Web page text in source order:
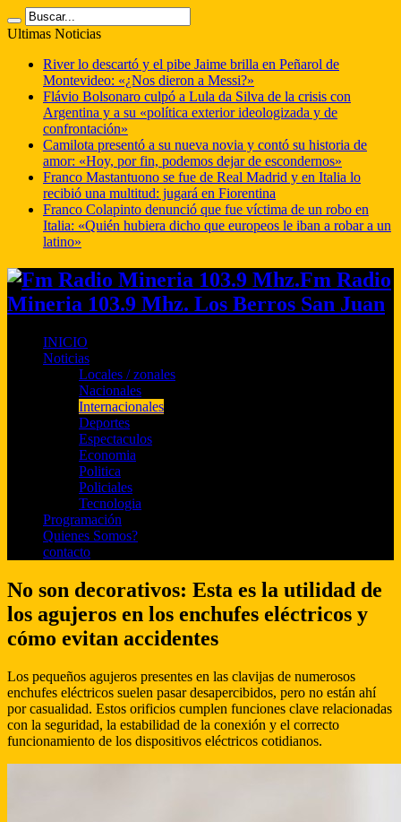
Ultimas Noticias
River lo descartó y el pibe Jaime brilla en Peñarol de
Montevideo: «¿Nos dieron a Messi?»
Flávio Bolsonaro culpó a Lula da Silva de la crisis con
Argentina y a su «política exterior ideologizada y de
confrontación»
Camilota presentó a su nueva novia y contó su historia de
amor: «Hoy, por fin, podemos dejar de escondernos»
Franco Mastantuono se fue de Real Madrid y en Italia lo
recibió una multitud: jugará en Fiorentina
Franco Colapinto denunció que fue víctima de un robo en
Italia: «Quién hubiera dicho que europeos le iban a robar a un
latino»
Fm Radio
Mineria 103.9 Mhz. Los Berros San Juan
INICIO
Noticias
Locales / zonales
Nacionales
Internacionales
Deportes
Espectaculos
Economia
Politica
Policiales
Tecnologia
Programación
Quienes Somos?
contacto
No son decorativos: Esta es la utilidad de
los agujeros en los enchufes eléctricos y
cómo evitan accidentes
Los pequeños agujeros presentes en las clavijas de numerosos
enchufes eléctricos suelen pasar desapercibidos, pero no están ahí
por casualidad. Estos orificios cumplen funciones clave relacionadas
con la seguridad, la estabilidad de la conexión y el correcto
funcionamiento de los dispositivos eléctricos cotidianos.